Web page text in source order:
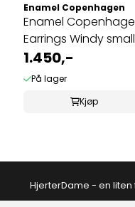
Enamel Copenhagen
Enamel
Earrings Windy small
1.450,-
På lager
Kjøp
HjerterDame - en liten